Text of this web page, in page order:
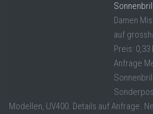
Damen
auf
Preis:
Anfrage
Modellen, UV400. Details auf Anfrage.